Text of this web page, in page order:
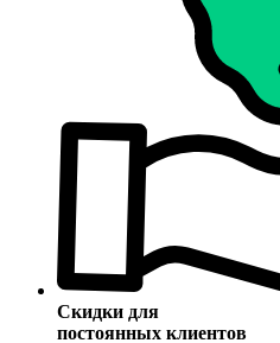
Скидки для
постоянных клиентов